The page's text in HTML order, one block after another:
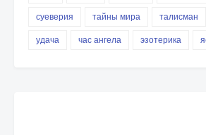
суеверия
тайны мира талисман
удача
час ангела эзотерика